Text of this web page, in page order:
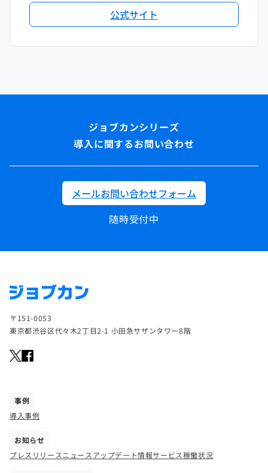
公式サイト
導入に関するお問い合わせ
メールお問い合わせフォーム
随時受付中
〒151-0053
東京都渋谷区代々木2丁目2-1 小田急サザンタワー8階
事例
導入事例
お知らせ
プレスリリースニュース アップデート情報サービス稼働状況